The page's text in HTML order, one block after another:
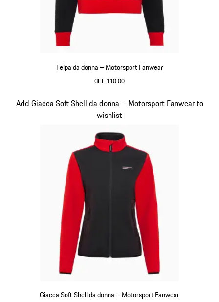
Felpa da donna – Motorsport Fanwear
CHF 110.00
Giacca Soft Shell da donna – Motorsport Fanwear
Add Giacca Soft Shell da donna – Motorsport Fanwear to
wishlist
Diapositiva 20 di 20